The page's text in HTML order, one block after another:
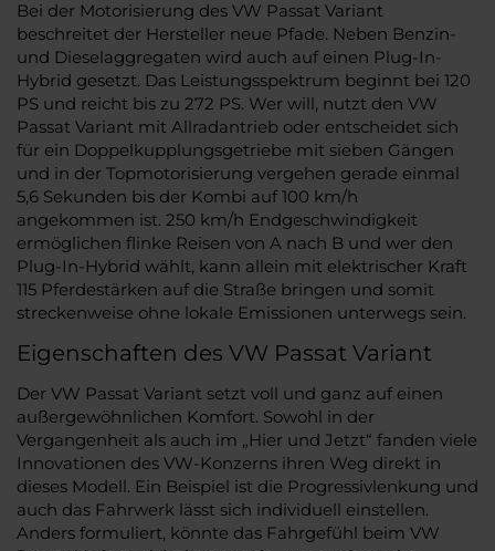
Bei der Motorisierung des VW Passat Variant
beschreitet der Hersteller neue Pfade. Neben Benzin-
und Dieselaggregaten wird auch auf einen Plug-In-
Hybrid gesetzt. Das Leistungsspektrum beginnt bei 120
PS und reicht bis zu 272 PS. Wer will, nutzt den VW
Passat Variant mit Allradantrieb oder entscheidet sich
für ein Doppelkupplungsgetriebe mit sieben Gängen
und in der Topmotorisierung vergehen gerade einmal
5,6 Sekunden bis der Kombi auf 100 km/h
angekommen ist. 250 km/h Endgeschwindigkeit
ermöglichen flinke Reisen von A nach B und wer den
Plug-In-Hybrid wählt, kann allein mit elektrischer Kraft
115 Pferdestärken auf die Straße bringen und somit
streckenweise ohne lokale Emissionen unterwegs sein.
Eigenschaften des VW Passat Variant
Der VW Passat Variant setzt voll und ganz auf einen
außergewöhnlichen Komfort. Sowohl in der
Vergangenheit als auch im „Hier und Jetzt“ fanden viele
Innovationen des VW-Konzerns ihren Weg direkt in
dieses Modell. Ein Beispiel ist die Progressivlenkung und
auch das Fahrwerk lässt sich individuell einstellen.
Anders formuliert, könnte das Fahrgefühl beim VW